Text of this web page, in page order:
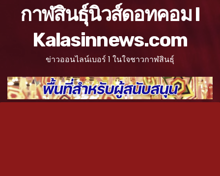
กาฬสินธุ์นิวส์ดอทคอม l
Kalasinnews.com
ข่าวออนไลน์เบอร์ 1 ในใจชาวกาฬสินธุ์